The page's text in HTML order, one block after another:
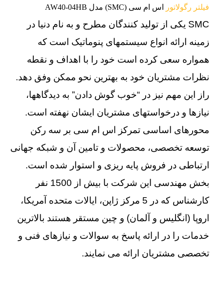
فیلتر رگولاتور اس ام سی (SMC) مدل AW40-04HB
SMC یکی از تولید کنندگان مطرح و به نام دنیا در
زمینه ارائه انواع سیستمهای پنوماتیک است که
همواره سعی کرده است خود را با اهداف و نقطه
نظرات مشتریان خود به بهترین نحو ممکن وفق دهد.
راز این مهم نیز در “خوب گوش دادن” به دیدگاهها،
نیازها و درخواستهای مشتریان ایشان نهفته است.
محورهای اساسی تمرکز اس ام سی بر سه رکن
توسعه تخصصی، محصولات و تامین آن و شبکه جهانی
ارتباطی در فروش پایه ریزی و استوار شده است.
بخش مهندسی این شرکت با بیش از 1500 نفر
کارشناس که در 5 مرکز ژاپن، ایالات متحده آمریکا،
اروپا (انگلیس و آلمان) و چین مستقر هستند بالاترین
خدمات را در ارائه پاسخ به سوالات و نیازهای فنی و
تخصصی مشتریان ارائه می نمایند.